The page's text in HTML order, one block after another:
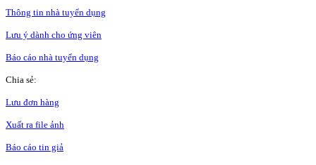
Thông tin nhà tuyển dụng
Lưu ý dành cho ứng viên
Báo cáo nhà tuyển dụng
Chia sẻ:
Lưu đơn hàng
Xuất ra file ảnh
Báo cáo tin giả